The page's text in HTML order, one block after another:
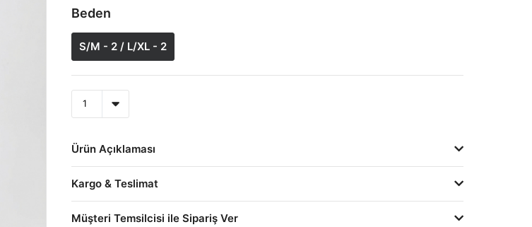
Beden
S/M - 2 / L/XL - 2
Ürün Açıklaması
Kargo & Teslimat
Müşteri Temsilcisi ile Sipariş Ver